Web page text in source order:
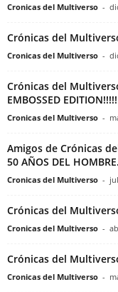
Cronicas del Multiverso -
Crónicas del
Cronicas del Multiverso -
Crónicas del
EMBOSSED EDITION!!!!!
Cronicas del Multiverso -
Amigos de Crónicas
50 AÑOS DEL
Cronicas del Multiverso -
Crónicas del
Cronicas del Multiverso -
Crónicas del
Cronicas del Multiverso -